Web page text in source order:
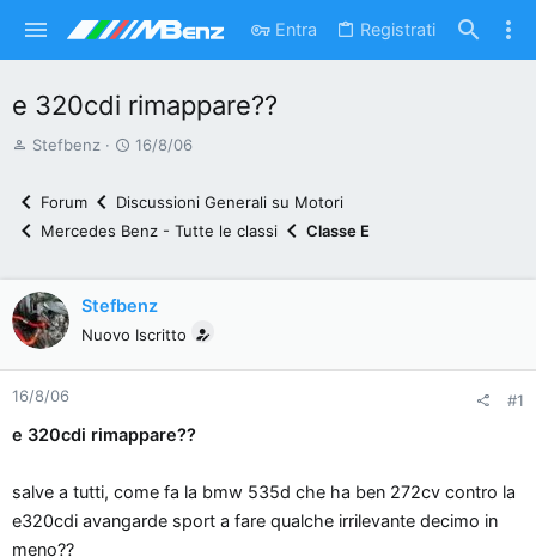
Entra Registrati
e 320cdi rimappare??
A
d
i
s
u
s
i
o
Stefbenz
D
t
i
n
o
16/8/06
Forum
Discussioni Generali su Motori
Mercedes Benz - Tutte le classi
Classe E
Stefbenz
Nuovo Iscritto
16/8/06 #1
e 320cdi rimappare??
salve a tutti, come fa la bmw 535d che ha ben 272cv contro la
e320cdi avangarde sport a fare qualche irrilevante decimo in
meno??